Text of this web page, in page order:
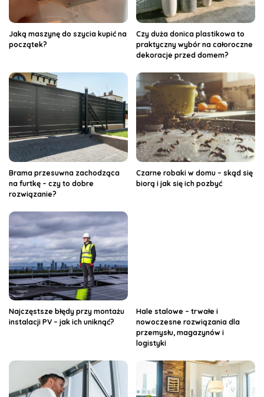
Jaką maszynę do szycia kupić na
początek?
Czy duża donica plastikowa to
praktyczny wybór na całoroczne
dekoracje przed domem?
Brama przesuwna zachodząca
na furtkę – czy to dobre
rozwiązanie?
Czarne robaki w domu – skąd się
biorą i jak się ich pozbyć
Najczęstsze błędy przy montażu
instalacji PV – jak ich uniknąć?
Hale stalowe – trwałe i
nowoczesne rozwiązania dla
przemysłu, magazynów i
logistyki